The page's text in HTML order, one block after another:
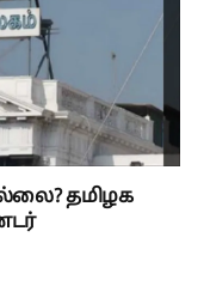
தமிழக